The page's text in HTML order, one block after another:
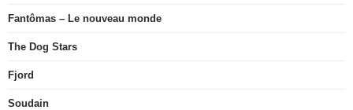
Fantômas – Le nouveau monde
The Dog Stars
Fjord
Soudain